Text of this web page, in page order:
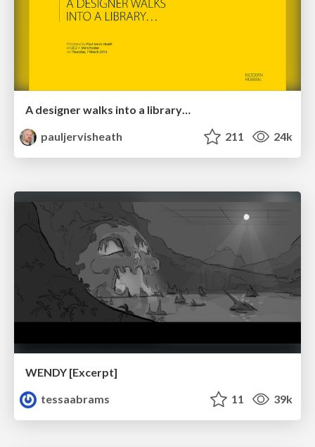
A designer walks into a library…
pauljervisheath
211 24k
WENDY [Excerpt]
tessaabrams
11 39k